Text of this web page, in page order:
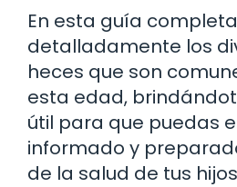
En esta guía
detalladamente los
heces que son
esta edad,
útil para que puedas
informado y
de la salud de tus